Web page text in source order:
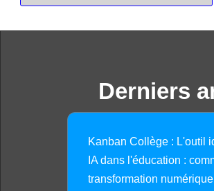
Derniers
Kanban Collège : L'outil
IA dans l'éducation :
transformation